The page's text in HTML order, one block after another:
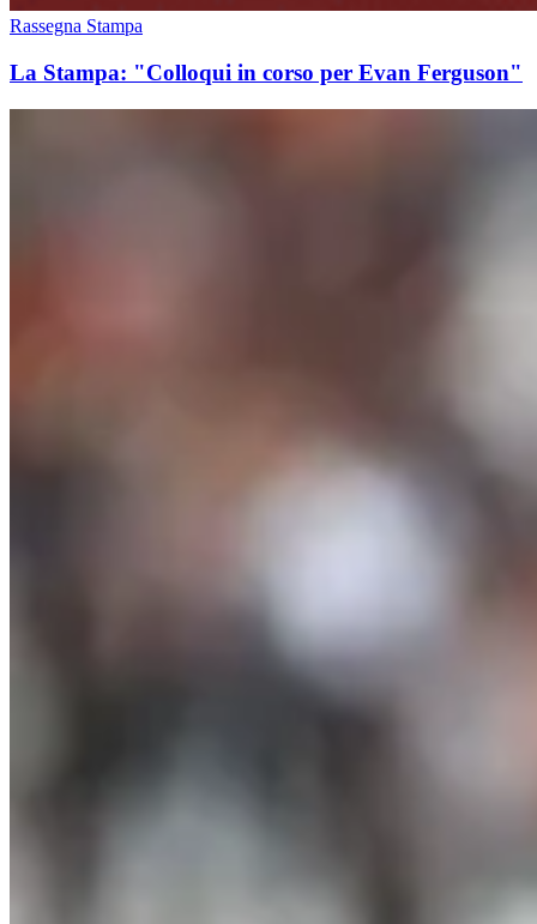
Rassegna Stampa
La Stampa: "Colloqui in corso per Evan Ferguson"